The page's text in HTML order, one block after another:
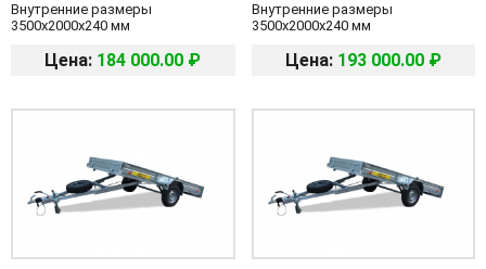
Внутренние размеры
3500x2000x240 мм
Цена: 184 000.00 ₽
Внутренние размеры
3500x2000x240 мм
Цена: 193 000.00 ₽